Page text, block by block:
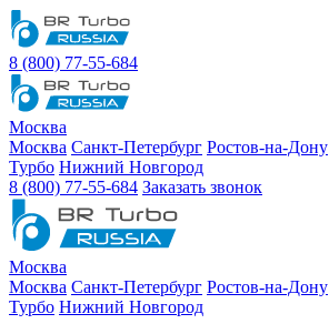
8 (800) 77-55-684
Москва
Москва Санкт-Петербург Ростов-на-Дону
Турбо Нижний Новгород
8 (800) 77-55-684 Заказать звонок
Москва
Москва Санкт-Петербург Ростов-на-Дону
Турбо Нижний Новгород